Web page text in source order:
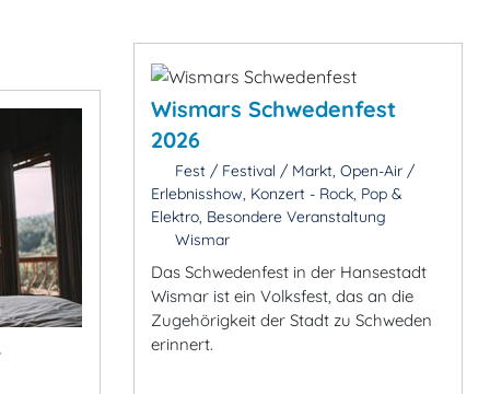
Wismars Schwedenfest
2026
Fest / Festival / Markt, Open-Air /
Erlebnisshow, Konzert - Rock, Pop &
Elektro, Besondere Veranstaltung
Wismar
Das Schwedenfest in der Hansestadt
Wismar ist ein Volksfest, das an die
Zugehörigkeit der Stadt zu Schweden
erinnert.